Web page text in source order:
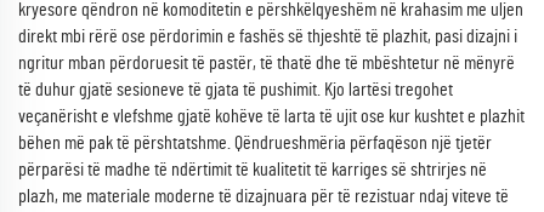
kryesore qëndron në komoditetin e përshkëlqyeshëm në krahasim me uljen
direkt mbi rërë ose përdorimin e fashës së thjeshtë të plazhit, pasi dizajni i
ngritur mban përdoruesit të pastër, të thatë dhe të mbështetur në mënyrë
të duhur gjatë sesioneve të gjata të pushimit. Kjo lartësi tregohet
veçanërisht e vlefshme gjatë kohëve të larta të ujit ose kur kushtet e plazhit
bëhen më pak të përshtatshme. Qëndrueshmëria përfaqëson një tjetër
përparësi të madhe të ndërtimit të kualitetit të karriges së shtrirjes në
plazh, me materiale moderne të dizajnuara për të rezistuar ndaj viteve të